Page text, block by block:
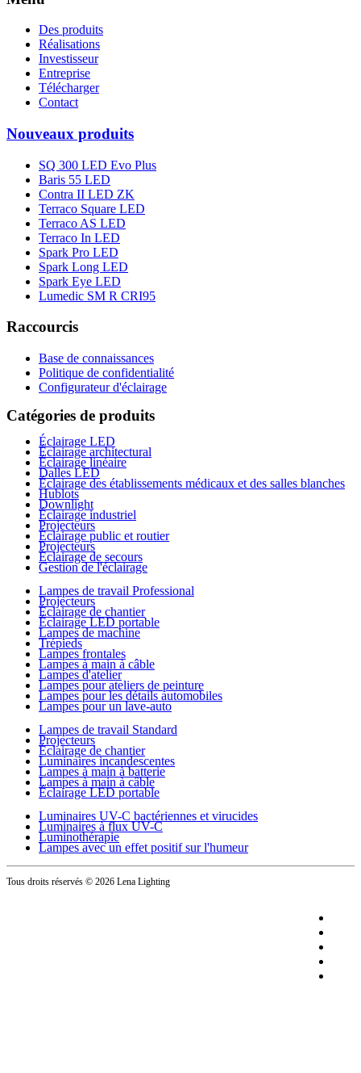
Des produits
Réalisations
Investisseur
Entreprise
Télécharger
Contact
Nouveaux produits
SQ 300 LED Evo Plus
Baris 55 LED
Contra II LED ZK
Terraco Square LED
Terraco AS LED
Terraco In LED
Spark Pro LED
Spark Long LED
Spark Eye LED
Lumedic SM R CRI95
Raccourcis
Base de connaissances
Politique de confidentialité
Configurateur d'éclairage
Catégories de produits
Éclairage LED
Éclairage architectural
Éclairage linéaire
Dalles LED
Éclairage des établissements médicaux et des salles blanches
Hublots
Downlight
Éclairage industriel
Projecteurs
Éclairage public et routier
Projecteurs
Éclairage de secours
Gestion de l'éclairage
Lampes de travail Professional
Projecteurs
Éclairage de chantier
Éclairage LED portable
Lampes de machine
Trépieds
Lampes frontales
Lampes à main à câble
Lampes d'atelier
Lampes pour ateliers de peinture
Lampes pour les détails automobiles
Lampes pour un lave-auto
Lampes de travail Standard
Projecteurs
Éclairage de chantier
Luminaires incandescentes
Lampes à main à batterie
Lampes à main à câble
Éclairage LED portable
Luminaires UV-C bactériennes et virucides
Luminaires à flux UV-C
Luminothérapie
Lampes avec un effet positif sur l'humeur
Tous droits réservés © 2026 Lena Lighting